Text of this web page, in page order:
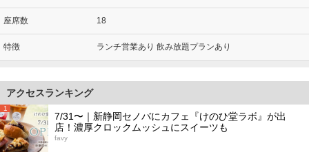
座席数 18
特徴 ランチ営業あり 飲み放題プランあり
アクセスランキング
1
7/31〜｜新静岡セノバにカフェ『けのひ堂ラボ』が出
店！濃厚クロックムッシュにスイーツも
favy